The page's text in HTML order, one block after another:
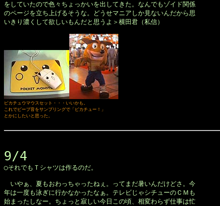
をしていたので色々ちょっかいを出してきた。なんでもゾイド関係
のページを立ち上げるそうな。どうせマニアしか見ないんだから思
いきり濃くして欲しいもんだと思うよ＞横田君（私信）
ピカチュウマウスセット・・・いいかも。
これでビープ音をサンプリングで「ピカチュー！」
とかにしたいと思った。
9/4
◯それでもＴシャツは作るのだ。
いやぁ、夏もおわっちゃったねぇ。ってまだ暑いんだけどさ。今
年は一度も泳ぎに行かなかったなぁ。テレビじゃシチューのＣＭも
始まったしなー。ちょっと寂しい今日この頃、相変わらず仕事は忙